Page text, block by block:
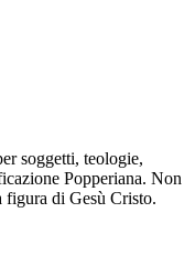
soggetti, teologie,
Popperiana. Non
figura di Gesù Cristo.